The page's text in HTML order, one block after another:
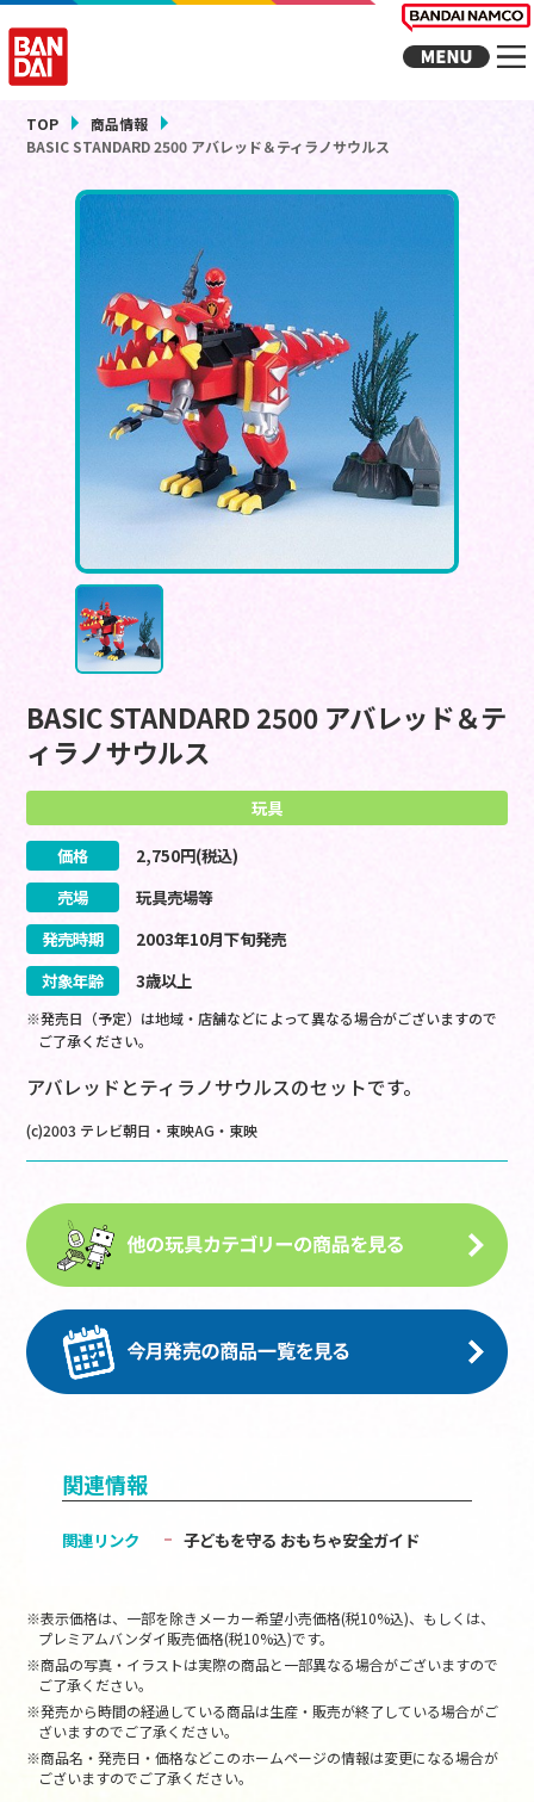
TOP
商品情報
BASIC STANDARD 2500 アバレッド＆ティラノサウルス
BASIC STANDARD 2500 アバレッド＆テ
ィラノサウルス
玩具
価格 2,750円(税込)
売場
玩具売場等
発売時期
2003年10月下旬発売
対象年齢
3歳以上
※発売日（予定）は地域・店舗などによって異なる場合がございますので
ご了承ください。
アバレッドとティラノサウルスのセットです。
(c)2003 テレビ朝日・東映AG・東映
関連情報
関連リンク 子どもを守る おもちゃ安全ガイド
※表示価格は、一部を除きメーカー希望小売価格(税10%込)、もしくは、
プレミアムバンダイ販売価格(税10%込)です。
※商品の写真・イラストは実際の商品と一部異なる場合がございますので
ご了承ください。
※発売から時間の経過している商品は生産・販売が終了している場合がご
ざいますのでご了承ください。
※商品名・発売日・価格などこのホームページの情報は変更になる場合が
ございますのでご了承ください。